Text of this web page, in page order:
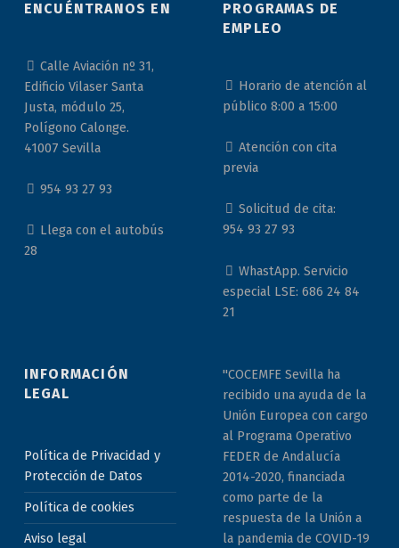
ENCUÉNTRANOS EN
Calle Aviación nº 31,
Edificio Vilaser Santa
Justa, módulo 25,
Polígono Calonge.
41007 Sevilla
954 93 27 93
Llega con el autobús
28
PROGRAMAS DE
EMPLEO
Horario de atención al
público 8:00 a 15:00
Atención con cita
previa
Solicitud de cita:
954 93 27 93
WhastApp. Servicio
especial LSE: 686 24 84
21
INFORMACIÓN
LEGAL
Política de Privacidad y
Protección de Datos
Política de cookies
Aviso legal
"COCEMFE Sevilla ha
recibido una ayuda de la
Unión Europea con cargo
al Programa Operativo
FEDER de Andalucía
2014-2020, financiada
como parte de la
respuesta de la Unión a
la pandemia de COVID-19